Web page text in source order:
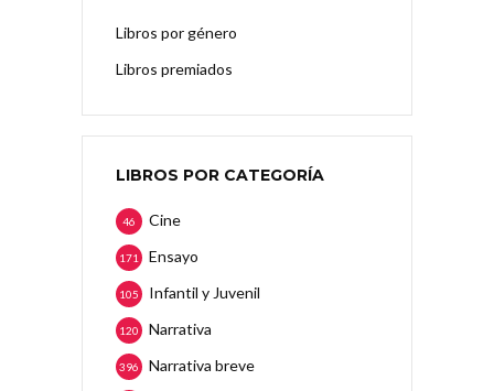
Libros por género
Libros premiados
LIBROS POR CATEGORÍA
Cine
46
Ensayo
171
Infantil y Juvenil
105
Narrativa
120
Narrativa breve
396